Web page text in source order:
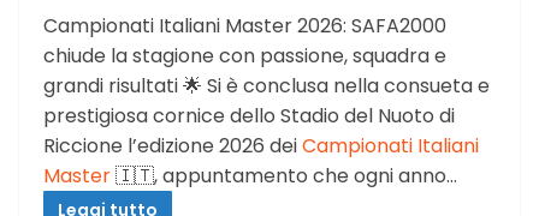
Campionati Italiani Master 2026: SAFA2000
chiude la stagione con passione, squadra e
grandi risultati 🌟 Si è conclusa nella consueta e
prestigiosa cornice dello Stadio del Nuoto di
Riccione l’edizione 2026 deiCampionati Italiani
Master🇮🇹, appuntamento che ogni anno…
Leggi tutto